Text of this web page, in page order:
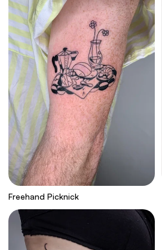
Freehand Picknick